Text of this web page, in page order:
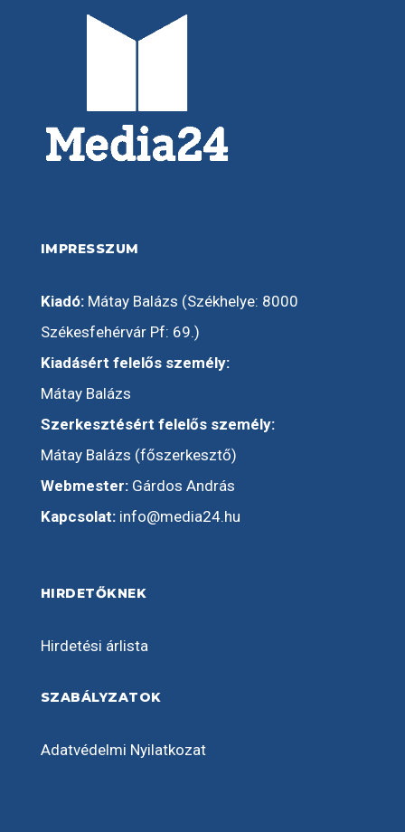
IMPRESSZUM
Kiadó:Mátay Balázs (Székhelye: 8000
Székesfehérvár Pf: 69.)
Kiadásért felelős személy:
Mátay Balázs
Szerkesztésért felelős személy:
Mátay Balázs (főszerkesztő)
Webmester:Gárdos András
Kapcsolat: info@media24.hu
HIRDETŐKNEK
Hirdetési árlista
SZABÁLYZATOK
Adatvédelmi Nyilatkozat